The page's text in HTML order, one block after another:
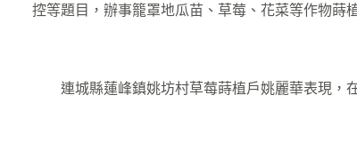
控等題目，辦事籠罩地瓜苗、草莓、花菜等作物蒔
連城縣蓮峰鎮姚坊村草莓蒔植戶姚麗華表現，